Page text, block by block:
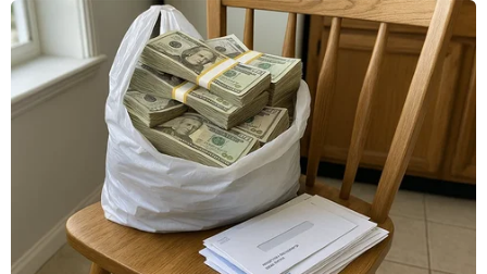
Phiên thảo luận ngày 17/6 nằm trong khuôn khổ chương trình
Đại hội Phụ nữ toàn quốc lần thứ XIV. (Ảnh: Hoài
Nam/Vietnam+)
Tại phiên thảo luận ngày 17/6 nằm trong khuôn